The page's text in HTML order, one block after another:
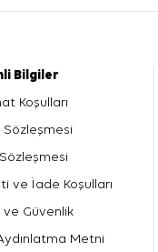
Bilgiler
Koşulları
Sözleşmesi
ve İade Koşulları
ve Güvenlik
Metni